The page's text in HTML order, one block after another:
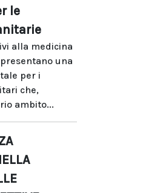
le
alla medicina
una
per i
che,
ambito...